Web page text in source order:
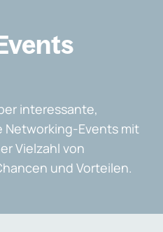
interessante,
Events mit
Vielzahl von
und Vorteilen.